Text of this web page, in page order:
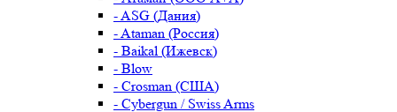
- ASG (Дания)
- Ataman (Россия)
- Baikal (Ижевск)
- Blow
- Crosman (США)
- Cybergun / Swiss Arms